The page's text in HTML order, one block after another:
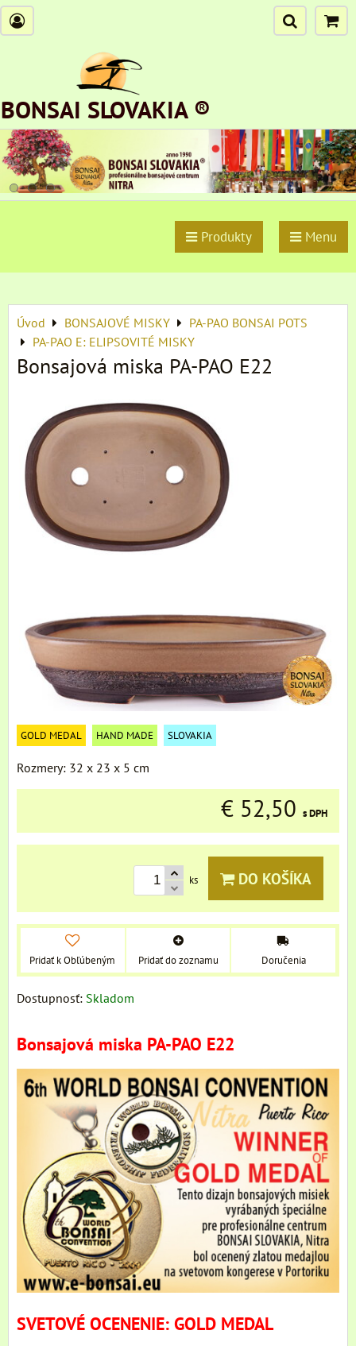
BONSAI SLOVAKIA ®
Produkty Menu
Úvod BONSAJOVÉ MISKY
PA-PAO BONSAI POTS
PA-PAO E: ELIPSOVITÉ MISKY
Bonsajová miska PA-PAO E22
GOLD MEDAL HAND MADE SLOVAKIA
Rozmery: 32 x 23 x 5 cm
€ 52,50 s DPH
ks DO KOŠÍKA
Pridať k Obľúbeným Pridať do zoznamu Doručenia
Dostupnosť: Skladom
Bonsajová miska PA-PAO E22
SVETOVÉ OCENENIE: GOLD MEDAL